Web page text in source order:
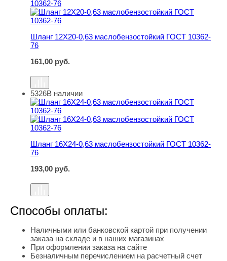
Шланг 12Х20-0,63 маслобензостойкий ГОСТ 10362-
76
161,00 руб.
Шланг 16Х24-0,63 маслобензостойкий ГОСТ 10362-76
5326В наличии
Шланг 16Х24-0,63 маслобензостойкий ГОСТ 10362-
76
193,00 руб.
Способы оплаты:
Наличными или банковской картой при получении
заказа на складе и в наших магазинах
При оформлении заказа на сайте
Безналичным перечислением на расчетный счет